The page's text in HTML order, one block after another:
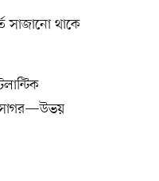
সাজানো থাকে